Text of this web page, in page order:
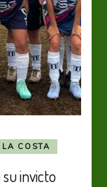
COSTA
invicto